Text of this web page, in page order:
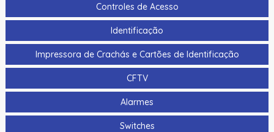
Controles de Acesso
Identificação
Impressora de Crachás e Cartões de Identificação
CFTV
Alarmes
Switches